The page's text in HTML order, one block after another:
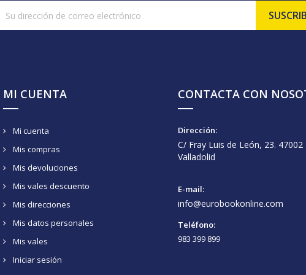
MI CUENTA
Mi cuenta
Mis compras
Mis devoluciones
Mis vales descuento
Mis direcciones
Mis datos personales
Mis vales
Iniciar sesión
CONTACTA CON
Dirección:
C/ Fray Luis de León, 23. 47002
Valladolid
E-mail:
info@eurobookonline.com
Teléfono:
983 399 899